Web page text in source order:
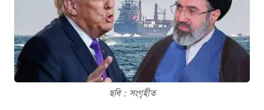
ছবি : সংগৃহীত